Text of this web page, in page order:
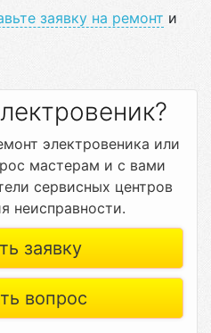
заявку на ремонт и
электровеника или
мастерам и с вами
сервисных центров
неисправности.
заявку
вопрос